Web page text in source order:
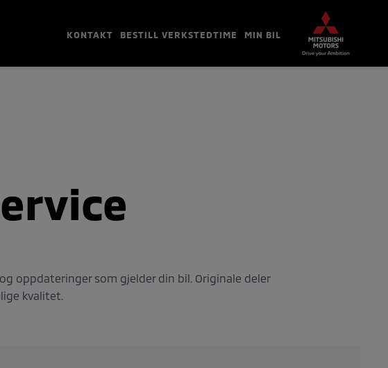
KONTAKT BESTILL VERKSTEDTIME MIN BIL
oppdateringer som gjelder din bil. Originale deler
kvalitet.